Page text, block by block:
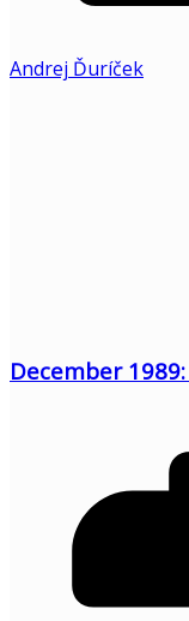
Andrej Ďuríček
December